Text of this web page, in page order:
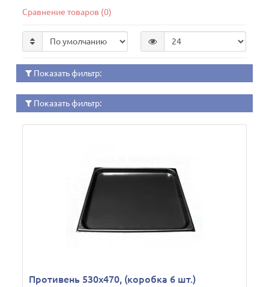
Сравнение товаров (0)
Показать фильтр:
Показать фильтр:
Противень 530х470, (коробка 6 шт.)